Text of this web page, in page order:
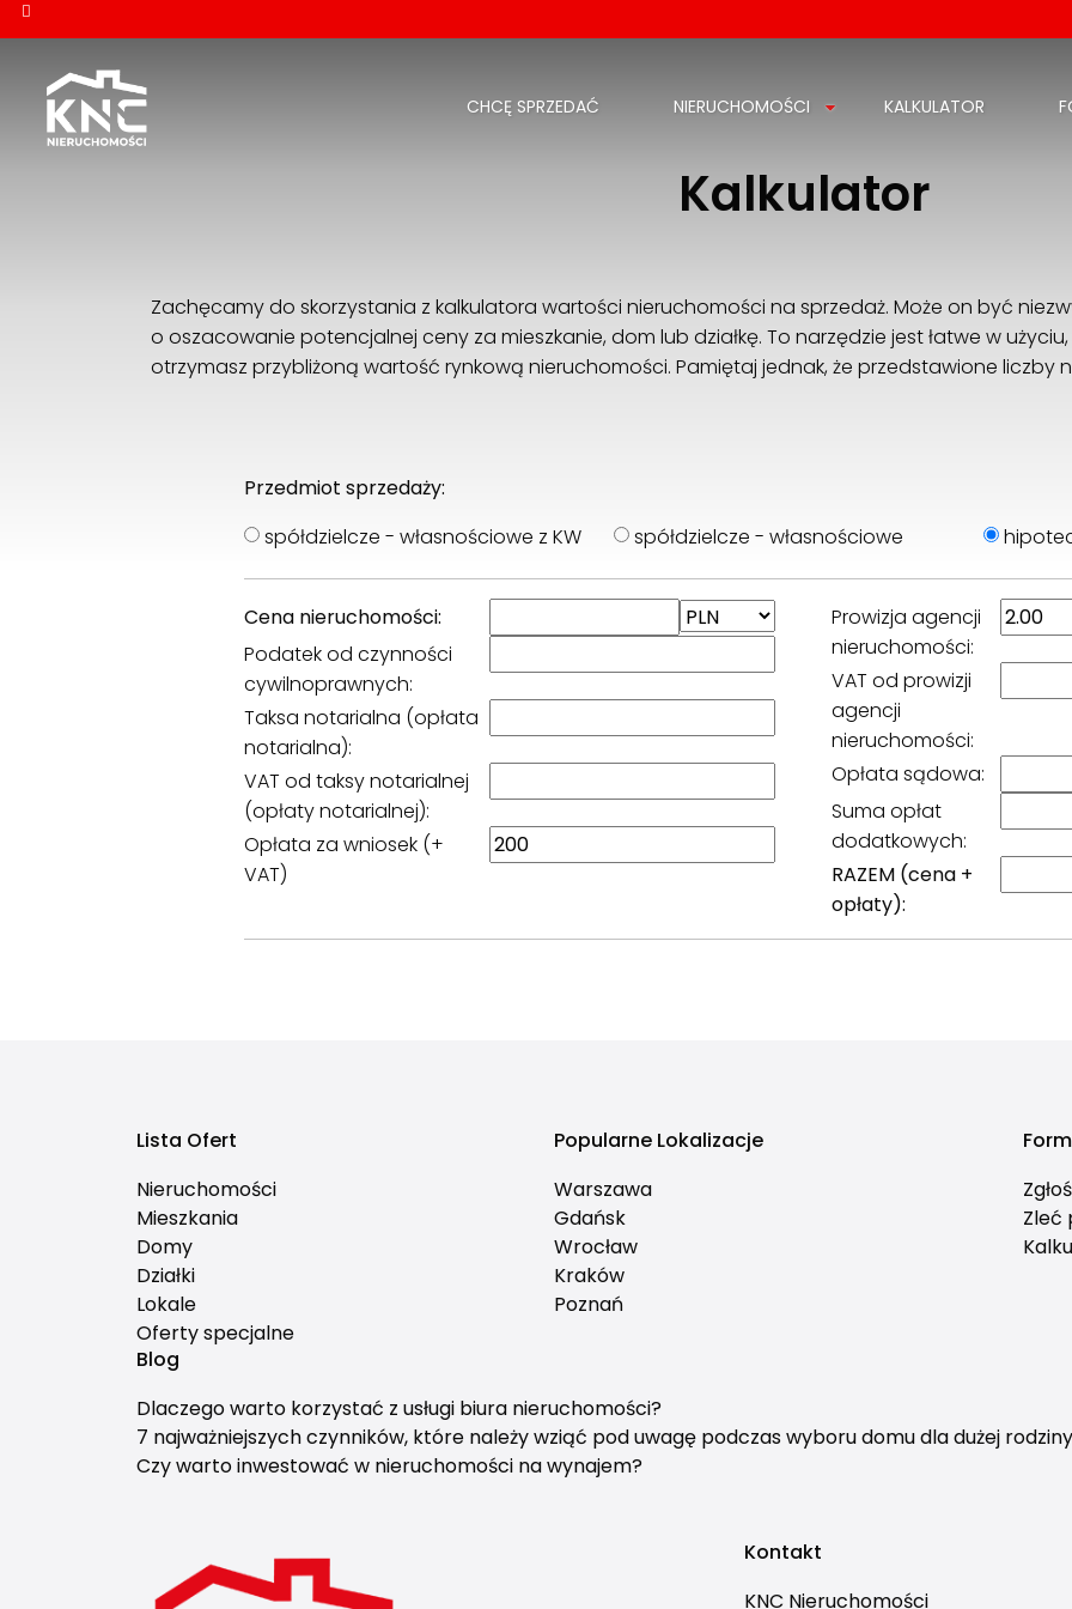
CHCĘ SPRZEDAĆ NIERUCHOMOŚCI KALKULATOR
Kalkulator
Zachęcamy do skorzystania z kalkulatora wartości nieruchomości na sprzedaż. Może on być
o oszacowanie potencjalnej ceny za mieszkanie, dom lub działkę. To narzędzie jest łatwe w
otrzymasz przybliżoną wartość rynkową nieruchomości. Pamiętaj jednak, że przedstawione
Przedmiot sprzedaży:
spółdzielcze - własnościowe z KW
spółdzielcze - własnościowe
Cena nieruchomości:
Podatek od czynności
cywilnoprawnych:
Taksa notarialna (opłata
notarialna):
VAT od taksy notarialnej
(opłaty notarialnej):
Opłata za wniosek (+
VAT)
Prowizja agencji
nieruchomości:
VAT od prowizji
agencji
nieruchomości:
Opłata sądowa:
Suma opłat
dodatkowych:
RAZEM (cena +
opłaty):
Lista Ofert
Nieruchomości
Mieszkania
Domy
Działki
Lokale
Oferty specjalne
Popularne Lokalizacje
Warszawa
Gdańsk
Wrocław
Kraków
Poznań
Zleć
Blog
Dlaczego warto korzystać z usługi biura nieruchomości?
7 najważniejszych czynników, które należy wziąć pod uwagę podczas wyboru domu dla dużej rodziny
Czy warto inwestować w nieruchomości na wynajem?
Kontakt
KNC Nieruchomości